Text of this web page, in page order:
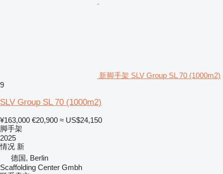
新脚手架 SLV Group SL 70 (1000m2)
9
SLV Group SL 70 (1000m2)
¥163,000 €20,900 ≈ US$24,150
脚手架
2025
情况 新
德国, Berlin
Scaffolding Center Gmbh